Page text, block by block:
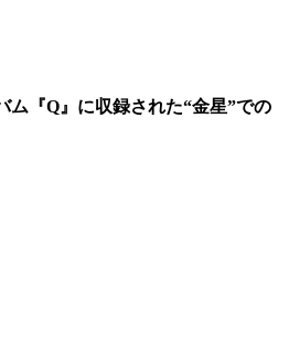
『Q』に収録された“金星”での